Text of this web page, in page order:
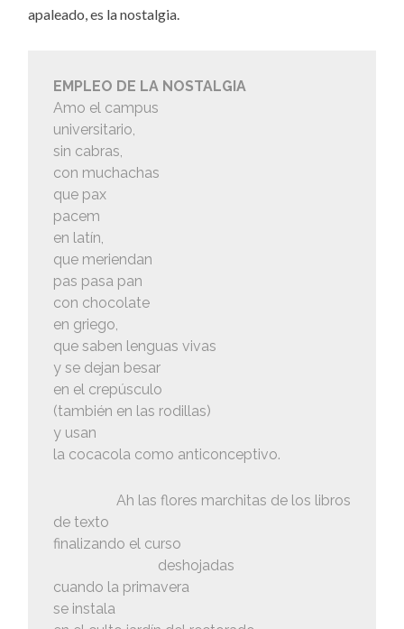
apaleado, es la nostalgia.
EMPLEO DE LA NOSTALGIA
Amo el campus
universitario,
sin cabras,
con muchachas
que pax
pacem
en latín,
que meriendan
pas pasa pan
con chocolate
en griego,
que saben lenguas vivas
y se dejan besar
en el crepúsculo
(también en las rodillas)
y usan
la cocacola como anticonceptivo.
Ah las flores marchitas de los libros
de texto
finalizando el curso
deshojadas
cuando la primavera
se instala